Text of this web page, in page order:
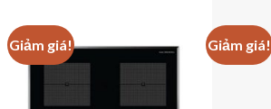
Giảm giá! Giảm giá!